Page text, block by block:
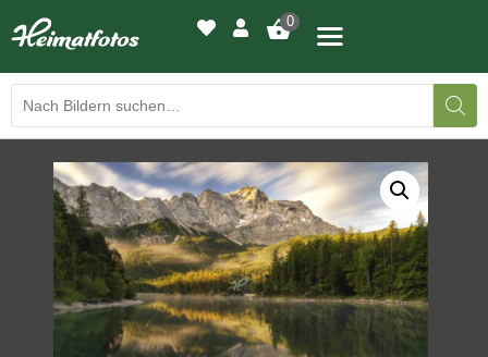
0
BILDERGALERIE
DRUCKQUALITÄTEN
LED-LEUCHTBILDER
WIR DRUCKEN IHR BILD